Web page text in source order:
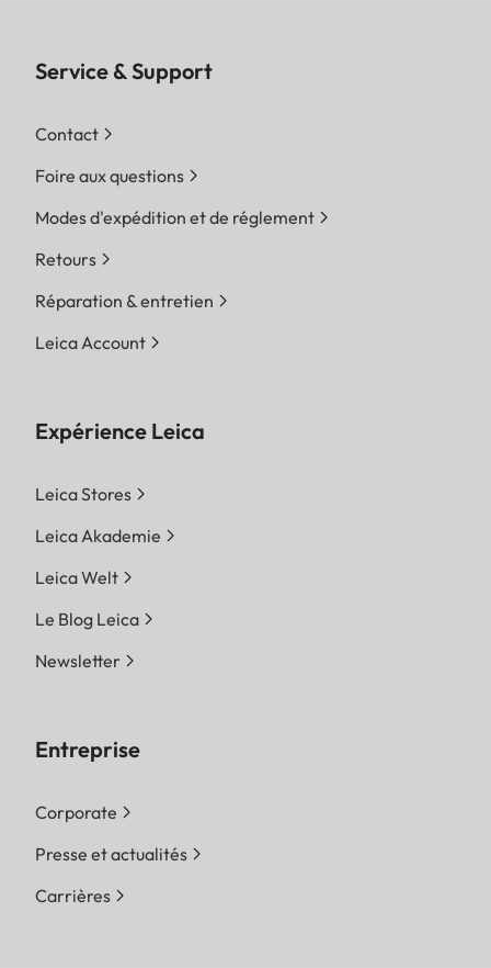
Service & Support
Contact
Foire aux questions
Modes d'expédition et de réglement
Retours
Réparation & entretien
Leica Account
Expérience Leica
Leica Stores
Leica Akademie
Leica Welt
Le Blog Leica
Newsletter
Entreprise
Corporate
Presse et actualités
Carrières